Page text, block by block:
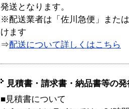
発送となります。
※配送業者は「佐川急便」また
けます
⇒配送について詳しくはこちら
見積書・請求書・納品書等の
■見積書について